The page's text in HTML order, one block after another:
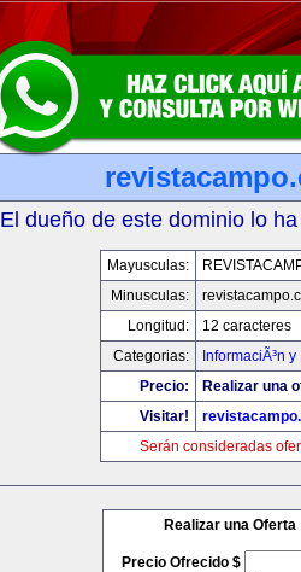
El dueño de este dominio lo
Mayusculas:
Minusculas:
Longitud:
12 caracteres
Categorias:
InformaciÃ³n
Precio:
Realizar una
Visitar!
Serán consideradas
Realizar una Oferta
Precio Ofrecido $